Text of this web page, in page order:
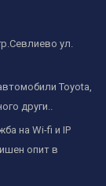
ул.
Toyota,
други..
на Wi-fi и IP
опит в